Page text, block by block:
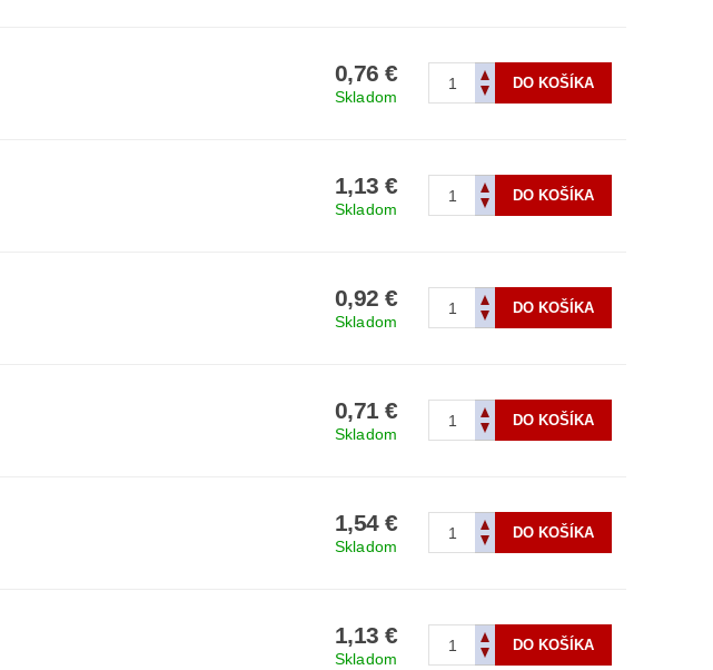
0,76 €
Skladom
1,13 €
Skladom
0,92 €
Skladom
0,71 €
Skladom
1,54 €
Skladom
1,13 €
Skladom